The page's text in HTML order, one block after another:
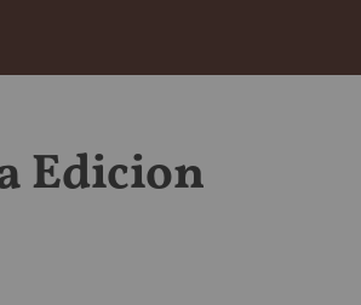
Edicion